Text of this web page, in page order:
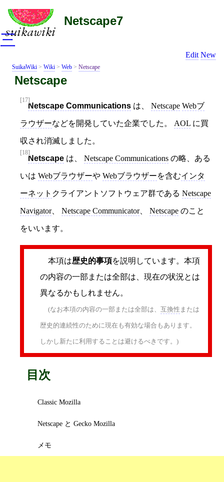
Netscape7
Edit New
SuikaWiki > Wiki > Web > Netscape
Netscape
[17]
Netscape Communications は、 Netscape Webブ
ラウザーなどを開発していた企業でした。 AOL に買
収され消滅しました。
[18]
Netscape は、 Netscape Communications の略、ある
いは Webブラウザーや Webブラウザーを含むインタ
ーネット クライアントソフトウェア群である Netscape
Navigator、 Netscape Communicator、 Netscape のこと
をいいます。
本項は歴史的事項を説明しています。本項
の内容の一部または全部は、現在の状況とは
異なるかもしれません。
(なお本項の内容の一部または全部は、 互換性 または
歴史的連続性のために現在も有効な場合もあります。
しかし新たに利用することは避けるべきです。)
目次
Classic Mozilla
Netscape と Gecko Mozilla
メモ
三